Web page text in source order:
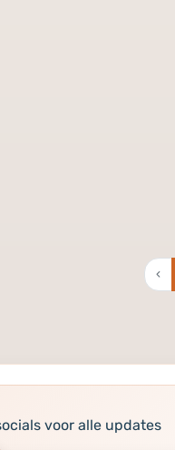
‹
voor alle updates